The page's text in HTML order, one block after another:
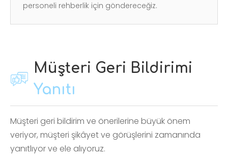
personeli rehberlik için göndereceğiz.
Müşteri Geri Bildirimi
Yanıtı
Müşteri geri bildirim ve önerilerine büyük önem
veriyor, müşteri şikâyet ve görüşlerini zamanında
yanıtlıyor ve ele alıyoruz.